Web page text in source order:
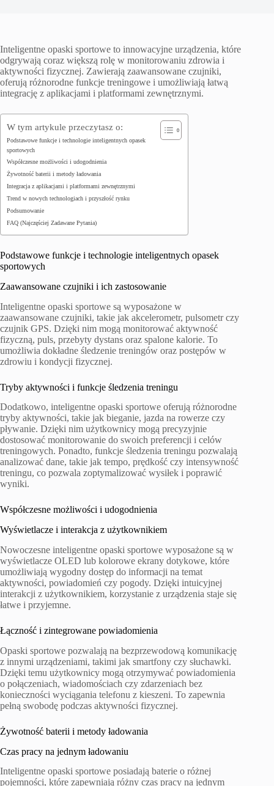
Inteligentne opaski sportowe to innowacyjne urządzenia, które
odgrywają coraz większą rolę w monitorowaniu zdrowia i
aktywności fizycznej. Zawierają zaawansowane czujniki,
oferują różnorodne funkcje treningowe i umożliwiają łatwą
integrację z aplikacjami i platformami zewnętrznymi.
W tym artykule przeczytasz o:
Podstawowe funkcje i technologie inteligentnych opasek
sportowych
Współczesne możliwości i udogodnienia
Żywotność baterii i metody ładowania
Integracja z aplikacjami i platformami zewnętrznymi
Trend w nowych technologiach i przyszłość rynku
Podsumowanie
FAQ (Najczęściej Zadawane Pytania)
Podstawowe funkcje i technologie inteligentnych opasek
sportowych
Zaawansowane czujniki i ich zastosowanie
Inteligentne opaski sportowe są wyposażone w
zaawansowane czujniki, takie jak akcelerometr, pulsometr czy
czujnik GPS. Dzięki nim mogą monitorować aktywność
fizyczną, puls, przebyty dystans oraz spalone kalorie. To
umożliwia dokładne śledzenie treningów oraz postępów w
zdrowiu i kondycji fizycznej.
Tryby aktywności i funkcje śledzenia treningu
Dodatkowo, inteligentne opaski sportowe oferują różnorodne
tryby aktywności, takie jak bieganie, jazda na rowerze czy
pływanie. Dzięki nim użytkownicy mogą precyzyjnie
dostosować monitorowanie do swoich preferencji i celów
treningowych. Ponadto, funkcje śledzenia treningu pozwalają
analizować dane, takie jak tempo, prędkość czy intensywność
treningu, co pozwala zoptymalizować wysiłek i poprawić
wyniki.
Współczesne możliwości i udogodnienia
Wyświetlacze i interakcja z użytkownikiem
Nowoczesne inteligentne opaski sportowe wyposażone są w
wyświetlacze OLED lub kolorowe ekrany dotykowe, które
umożliwiają wygodny dostęp do informacji na temat
aktywności, powiadomień czy pogody. Dzięki intuicyjnej
interakcji z użytkownikiem, korzystanie z urządzenia staje się
łatwe i przyjemne.
Łączność i zintegrowane powiadomienia
Opaski sportowe pozwalają na bezprzewodową komunikację
z innymi urządzeniami, takimi jak smartfony czy słuchawki.
Dzięki temu użytkownicy mogą otrzymywać powiadomienia
o połączeniach, wiadomościach czy zdarzeniach bez
konieczności wyciągania telefonu z kieszeni. To zapewnia
pełną swobodę podczas aktywności fizycznej.
Żywotność baterii i metody ładowania
Czas pracy na jednym ładowaniu
Inteligentne opaski sportowe posiadają baterie o różnej
pojemności, które zapewniają różny czas pracy na jednym